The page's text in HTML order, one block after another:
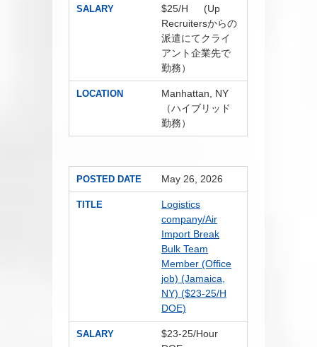
SALARY
$25/H (Up
Recruitersからの
派遣にてクライ
アント企業先で
勤務）
LOCATION
Manhattan, NY
（ハイブリッド
勤務）
POSTED DATE May 26, 2026
TITLE
Logistics
company/Air
Import Break
Bulk Team
Member (Office
job) (Jamaica,
NY) ($23-25/H
DOE)
SALARY
$23-25/Hour